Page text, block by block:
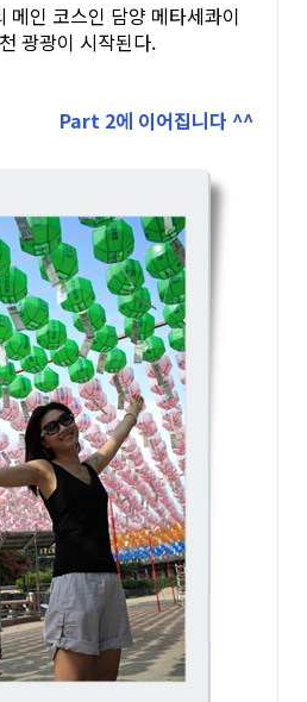
메인 코스인 담양 메타세콰이
광광이 시작된다.
Part 2에 이어집니다 ^^